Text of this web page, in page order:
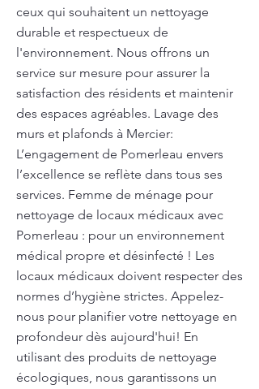
ceux qui souhaitent un nettoyage
durable et respectueux de
l'environnement. Nous offrons un
service sur mesure pour assurer la
satisfaction des résidents et maintenir
des espaces agréables. Lavage des
murs et plafonds à Mercier:
L’engagement de Pomerleau envers
l’excellence se reflète dans tous ses
services. Femme de ménage pour
nettoyage de locaux médicaux avec
Pomerleau : pour un environnement
médical propre et désinfecté ! Les
locaux médicaux doivent respecter des
normes d’hygiène strictes. Appelez-
nous pour planifier votre nettoyage en
profondeur dès aujourd'hui! En
utilisant des produits de nettoyage
écologiques, nous garantissons un